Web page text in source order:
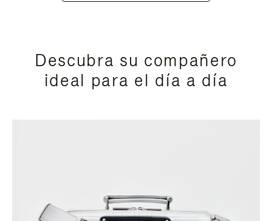
Descubra su compañero
ideal para el día a día